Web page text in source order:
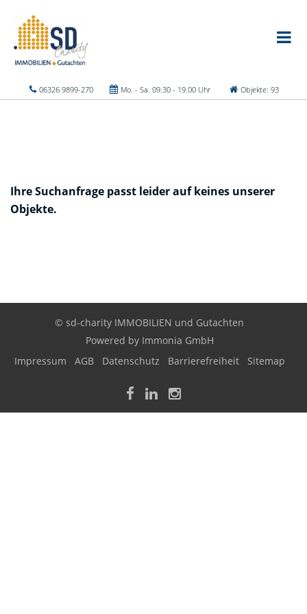
06326 9899-270 Mo. - Sa. 09.30 - 19.00 Uhr Objekte: 93
Ihre Suchanfrage passt leider auf keines unserer
Objekte.
© sd-charity IMMOBILIEN und Gutachten
Powered by Immonia GmbH
Impressum
AGB Datenschutz Barrierefreiheit Sitemap